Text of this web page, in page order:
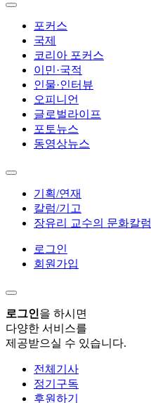
포커스
국제
코리아 포커스
이민·국적
인물·인터뷰
오피니언
글로벌라이프
포토뉴스
동영상뉴스
기획/연재
칼럼/기고
장유리 교수의 문화칼럼
로그인
회원가입
로그인을 하시면
다양한 서비스를
제공받으실 수 있습니다.
전체기사
정기구독
후원하기